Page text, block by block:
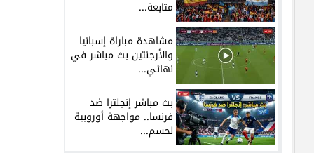
متابعة...
مشاهدة مباراة إسبانيا
والأرجنتين بث مباشر في
نهائي...
بث مباشر إنجلترا ضد
فرنسا.. مواجهة أوروبية
لحسم...